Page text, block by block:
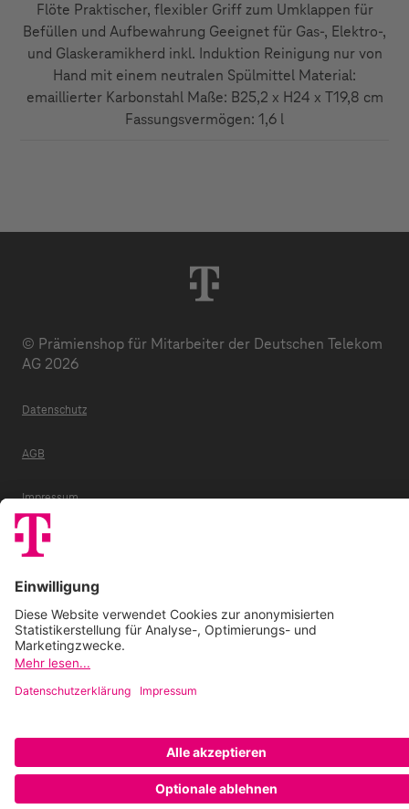
Flöte Praktischer, flexibler Griff zum Umklappen für
Befüllen und Aufbewahrung Geeignet für Gas-, Elektro-,
und Glaskeramikherd inkl. Induktion Reinigung nur von
Hand mit einem neutralen Spülmittel Material:
emaillierter Karbonstahl Maße: B25,2 x H24 x T19,8 cm
Fassungsvermögen: 1,6 l
© Prämienshop für Mitarbeiter der Deutschen Telekom
AG 2026
Datenschutz
AGB
Impressum
Zuzahlung
E-Codes
FAQ
Barrierefreiheitserklärung